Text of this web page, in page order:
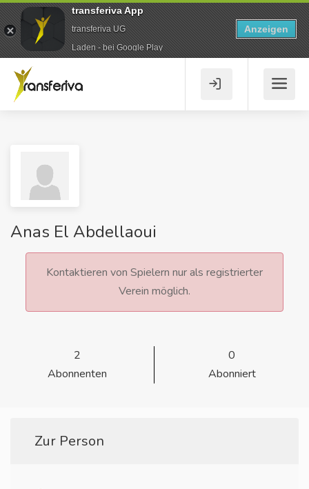
Anas El Abdellaoui
Kontaktieren von Spielern nur als registrierter
Verein möglich.
2
Abonnenten
0
Abonniert
Zur Person
transferiva App
transferiva UG
Laden - bei Google Play
Anzeigen